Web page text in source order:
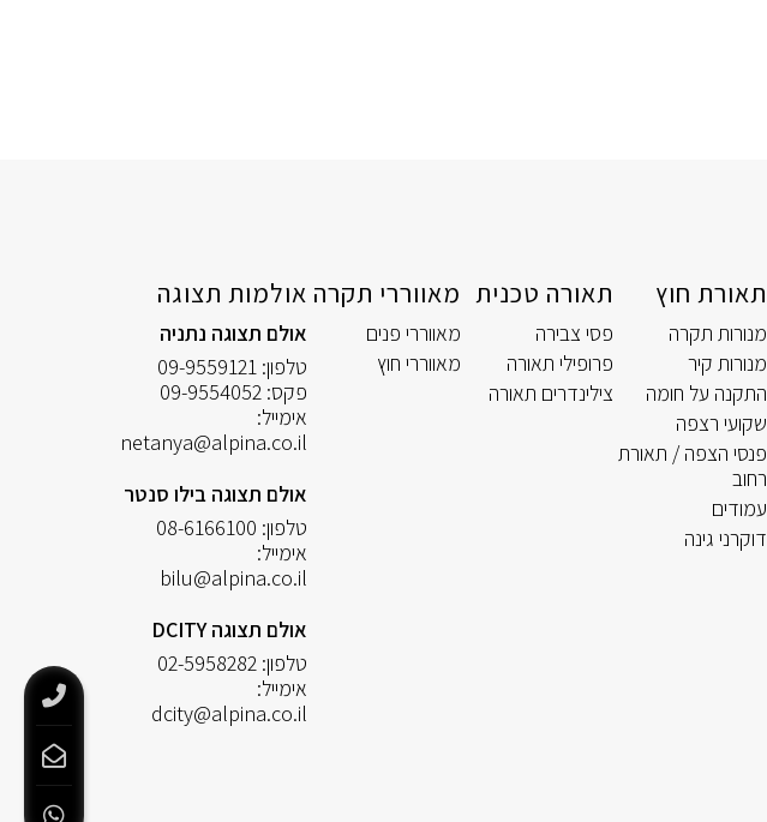
תאורת חוץ
מנורות תקרה
מנורות קיר
התקנה על חומה
שקועי רצפה
פנסי הצפה / תאורת
רחוב
עמודים
דוקרני גינה
תאורה טכנית
פסי צבירה
פרופילי תאורה
צילינדרים תאורה
מאווררי תקרה
מאווררי פנים
מאווררי חוץ
אולמות תצוגה
אולם תצוגה נתניה
טלפון: 09-9559121
פקס: 09-9554052
אימייל:
netanya@alpina.co.il
אולם תצוגה בילו סנטר
טלפון: 08-6166100
אימייל:
bilu@alpina.co.il
אולם תצוגה DCITY
טלפון: 02-5958282
אימייל:
dcity@alpina.co.il